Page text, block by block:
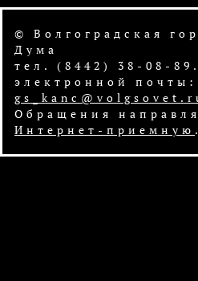
© Волгоградская
Дума
тел. (8442) 38-08-
электронной почты:
Обращения
Интернет-приемную .